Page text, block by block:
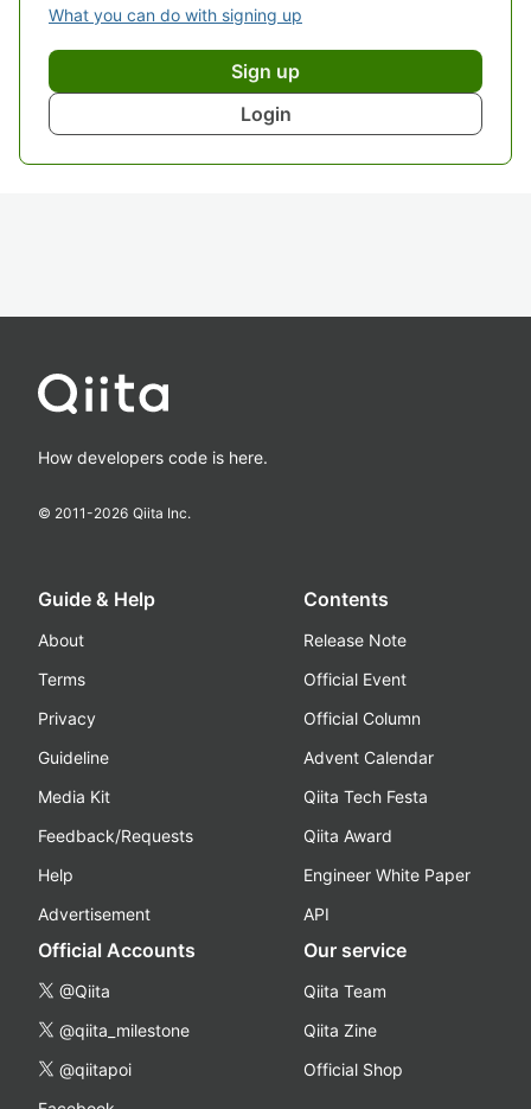
What you can do with signing up
Sign up
Login
How developers code is here.
© 2011-2026 Qiita Inc.
Guide & Help
About
Terms
Privacy
Guideline
Media Kit
Feedback/Requests
Help
Advertisement
Contents
Release Note
Official Event
Official Column
Advent Calendar
Qiita Tech Festa
Qiita Award
Engineer White Paper
API
Official Accounts
@Qiita
@qiita_milestone
@qiitapoi
Our service
Qiita Team
Qiita Zine
Official Shop